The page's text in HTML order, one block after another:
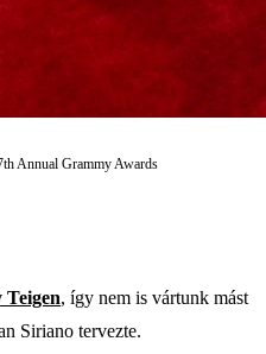
Annual Grammy Awards
Teigen, így nem is vártunk mást
Siriano tervezte.